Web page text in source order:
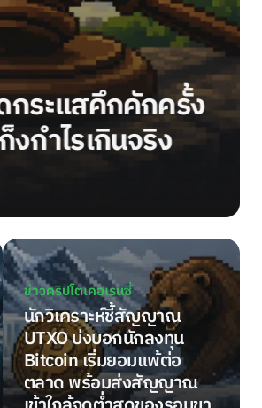
หลังภาค
ข่าวคริปโตเคอเรนซี่
นักวิเคราะห์ชี้สัญญาณ
UTXO บ่งบอกนักลงทุน
Bitcoin เริ่มยอมแพ้ต่อ
ตลาด พร้อมส่งสัญญาณ